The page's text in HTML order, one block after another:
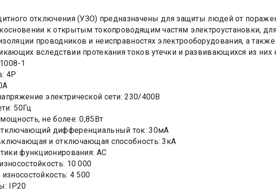
отключения (УЗО) предназначены для защиты людей от
к открытым токопроводящим частям электроустановки,
проводников и неисправностях электрооборудования, а
вследствии протекания токов утечки и развивающихся из них
1
4Р
электрической сети: 230/400В
50Гц
не более: 0,85Вт
дифференциальный ток: 30мА
и отключающая способность: 3кА
функционирования: АС
10 000
4 500
IP20